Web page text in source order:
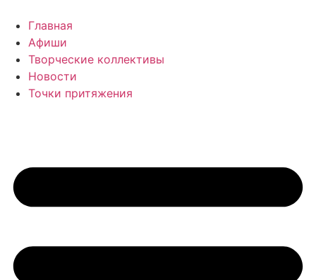
содержимому
Главная
Афиши
Творческие коллективы
Новости
Точки притяжения